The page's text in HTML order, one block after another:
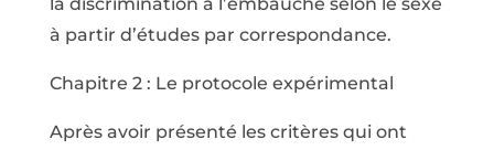
à partir d’études par correspondance.
Chapitre 2 : Le protocole expérimental
Après avoir présenté les critères qui ont